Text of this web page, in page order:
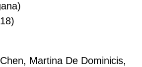
Martina De Dominicis,